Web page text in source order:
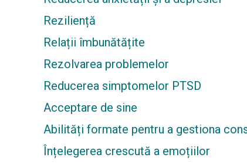
Reziliență
Relații îmbunătățite
Rezolvarea problemelor
Reducerea simptomelor PTSD
Acceptare de sine
Abilități formate pentru a gestiona
Înțelegerea crescută a emoțiilor